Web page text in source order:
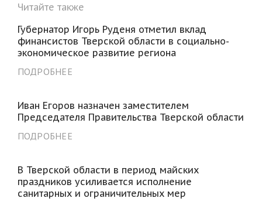
Читайте также
Губернатор Игорь Руденя отметил вклад
финансистов Тверской области в социально-
экономическое развитие региона
ПОДРОБНЕЕ
Иван Егоров назначен заместителем
Председателя Правительства Тверской области
ПОДРОБНЕЕ
В Тверской области в период майских
праздников усиливается исполнение
санитарных и ограничительных мер